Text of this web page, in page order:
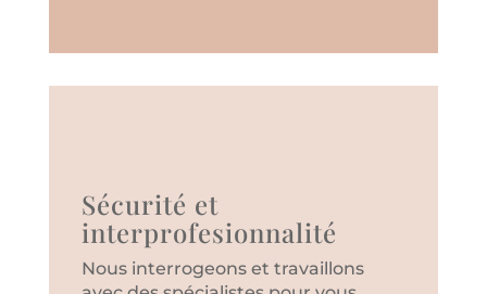
Sécurité et
interprofesionnalité
Nous interrogeons et travaillons